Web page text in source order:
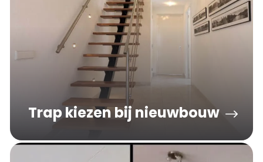
Trap kiezen bij nieuwbouw